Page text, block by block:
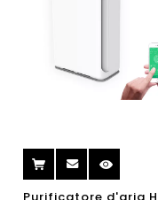
Purificatore d'aria